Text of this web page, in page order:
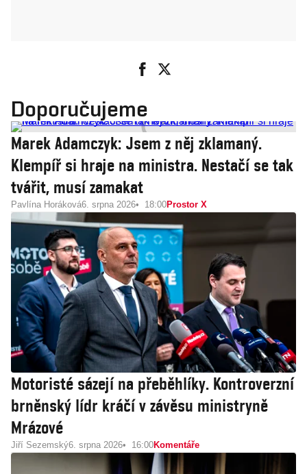
Doporučujeme
Marek Adamczyk: Jsem z něj zklamaný.
Klempíř si hraje na ministra. Nestačí se tak
tvářit, musí zamakat
Pavlína Horáková6. srpna 2026 18:00Prostor X
Motoristé sázejí na přeběhlíky. Kontroverzní
brněnský lídr kráčí v závěsu ministryně
Mrázové
Jiří Sezemský6. srpna 2026 16:00Komentáře